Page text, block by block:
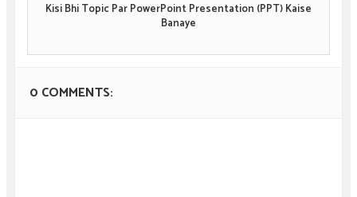
Kisi Bhi Topic Par PowerPoint Presentation (PPT) Kaise
Banaye
0 COMMENTS: